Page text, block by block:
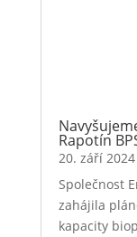
Rapotín
20. září 2024
Společnost
zahájila
kapacity